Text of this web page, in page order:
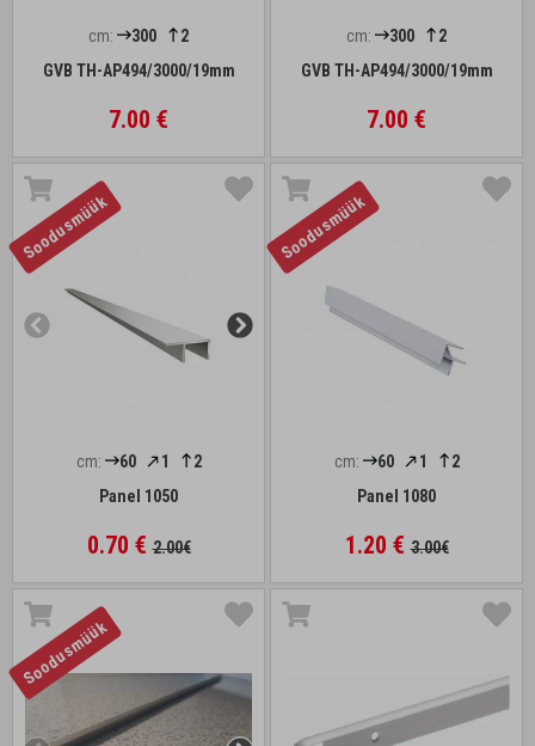
cm: 300
2
GVB TH-AP494/3000/19mm
7.00 €
cm: 300
2
GVB TH-AP494/3000/19mm
7.00 €
Soodusmüük
cm: 60 1
2
Panel 1050
0.70 €2.00€
Soodusmüük
cm: 60 1
2
Panel 1080
1.20 €3.00€
Soodusmüük